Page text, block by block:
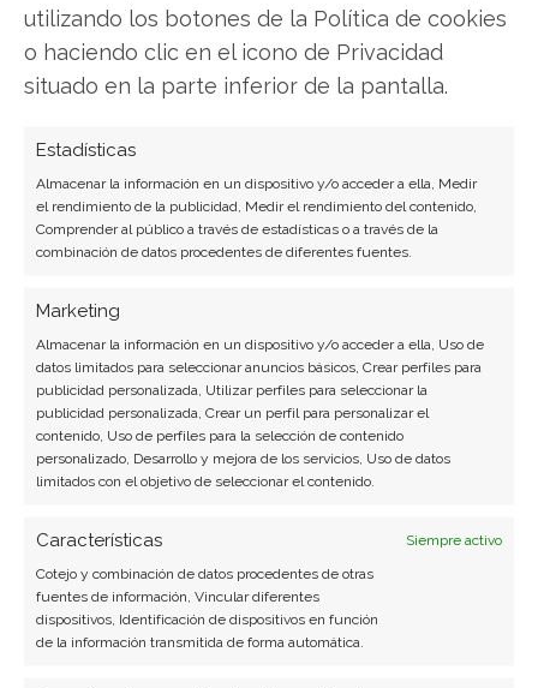
utilizando los botones de la Política de cookies
o haciendo clic en el icono de Privacidad
situado en la parte inferior de la pantalla.
Estadísticas
Almacenar la información en un dispositivo y/o acceder a ella, Medir
el rendimiento de la publicidad, Medir el rendimiento del contenido,
Comprender al público a través de estadísticas o a través de la
combinación de datos procedentes de diferentes fuentes.
Marketing
Almacenar la información en un dispositivo y/o acceder a ella, Uso de
datos limitados para seleccionar anuncios básicos, Crear perfiles para
publicidad personalizada, Utilizar perfiles para seleccionar la
publicidad personalizada, Crear un perfil para personalizar el
contenido, Uso de perfiles para la selección de contenido
personalizado, Desarrollo y mejora de los servicios, Uso de datos
limitados con el objetivo de seleccionar el contenido.
Características
Siempre activo
Cotejo y combinación de datos procedentes de otras
fuentes de información, Vincular diferentes
dispositivos, Identificación de dispositivos en función
de la información transmitida de forma automática.
Twitter
Facebook
Copiar enlace
SOBRE EL AUTOR
Laura Fernández Silva
comercio electrónico y aplicaciones móviles.
del sector tech.
Ver todos los artículos →